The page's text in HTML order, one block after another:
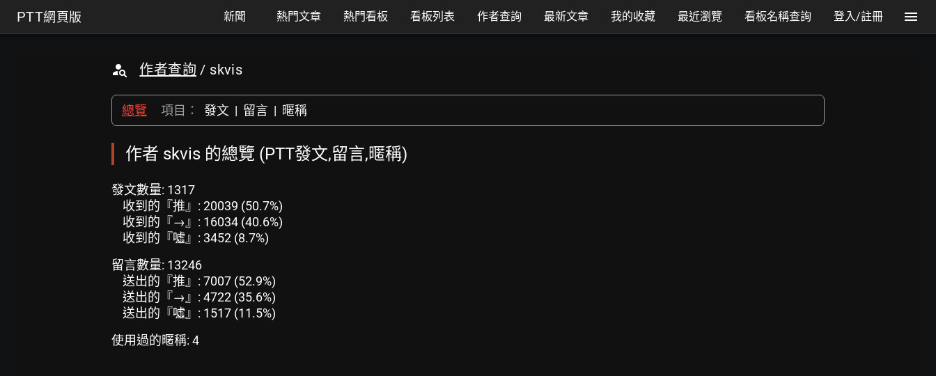
PTT網頁版 新聞 熱門文章 熱門看板 看板列表 作者查詢 最新文章 我的收藏 最近瀏覽 看板名稱查詢 登入/註冊
作者查詢 / skvis
總覽 項目： 發文 | 留言 | 暱稱
作者 skvis 的總覽 (PTT發文,留言,暱稱)
發文數量: 1317
收到的『推』: 20039 (50.7%)
收到的『→』: 16034 (40.6%)
收到的『噓』: 3452 (8.7%)
留言數量: 13246
送出的『推』: 7007 (52.9%)
送出的『→』: 4722 (35.6%)
送出的『噓』: 1517 (11.5%)
使用過的暱稱: 4